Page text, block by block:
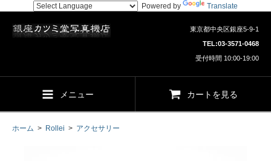
Powered by Translate
東京都中央区銀座5-9-1
TEL:03-3571-0468
受付時間 10:00-19:00
メニュー カートを見る
ホーム > Rollei > アクセサリー